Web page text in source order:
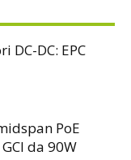
DC-DC: EPC
PoE
da 90W